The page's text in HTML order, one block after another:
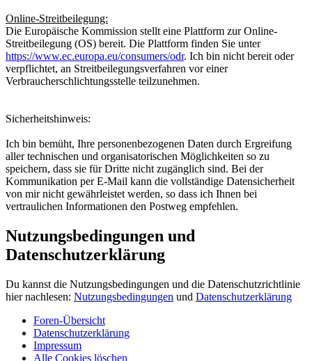
Online-Streitbeilegung:
Die Europäische Kommission stellt eine Plattform zur Online-
Streitbeilegung (OS) bereit. Die Plattform finden Sie unter
https://www.ec.europa.eu/consumers/odr. Ich bin nicht bereit oder
verpflichtet, an Streitbeilegungsverfahren vor einer
Verbraucherschlichtungsstelle teilzunehmen.
Sicherheitshinweis:
Ich bin bemüht, Ihre personenbezogenen Daten durch Ergreifung
aller technischen und organisatorischen Möglichkeiten so zu
speichern, dass sie für Dritte nicht zugänglich sind. Bei der
Kommunikation per E-Mail kann die vollständige Datensicherheit
von mir nicht gewährleistet werden, so dass ich Ihnen bei
vertraulichen Informationen den Postweg empfehlen.
Nutzungsbedingungen und
Datenschutzerklärung
Du kannst die Nutzungsbedingungen und die Datenschutzrichtlinie
hier nachlesen: Nutzungsbedingungen und Datenschutzerklärung
Foren-Übersicht
Datenschutzerklärung
Impressum
Alle Cookies löschen